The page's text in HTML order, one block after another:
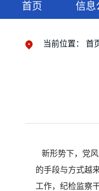
首页 信息
当前位置： 首
新形势下，党
的手段与方式越
工作，纪检监察